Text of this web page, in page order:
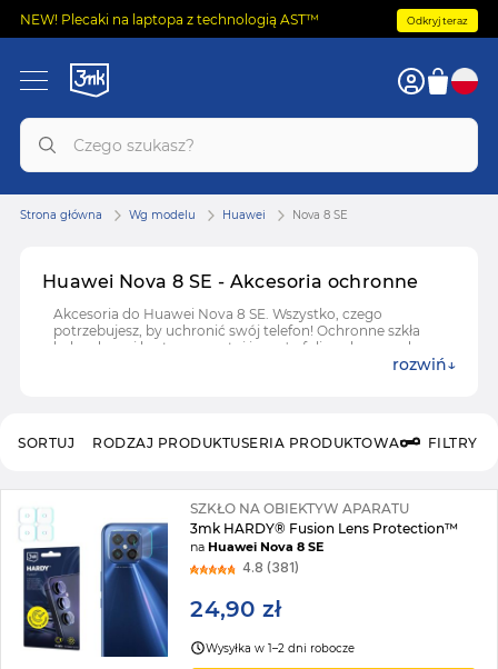
NEW! Plecaki na laptopa z technologią AST™ Odkryj teraz
Huawei Nova 8 SE - Akcesoria ochronne
Akcesoria do Huawei Nova 8 SE. Wszystko, czego
potrzebujesz, by uchronić swój telefon! Ochronne szkła
hybrydowe i hartowane, etui i case'y, folie ochronne do
rozwiń
Strona główna Wg modelu Huawei Nova 8 SE
RODZAJ PRODUKTUSERIA PRODUKTOWA FILTRY
SORTUJ
SZKŁO NA OBIEKTYW APARATU
3mk HARDY® Fusion Lens Protection™
naHuawei Nova 8 SE
4.8 (381)
24,90 zł
Wysyłka w 1–2 dni robocze